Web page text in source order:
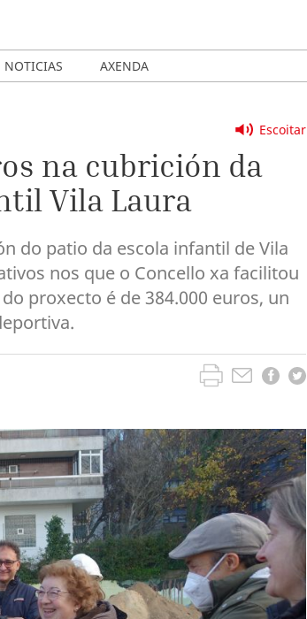
NOTICIAS AXENDA
Escoitar
na cubrición da
Vila Laura
do patio da escola infantil de Vila
nos que o Concello xa facilitou
proxecto é de 384.000 euros, un